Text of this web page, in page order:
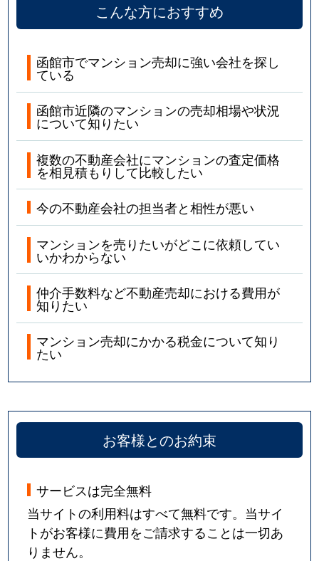
こんな方におすすめ
函館市でマンション売却に強い会社を探し
ている
函館市近隣のマンションの売却相場や状況
について知りたい
複数の不動産会社にマンションの査定価格
を相見積もりして比較したい
今の不動産会社の担当者と相性が悪い
マンションを売りたいがどこに依頼してい
いかわからない
仲介手数料など不動産売却における費用が
知りたい
マンション売却にかかる税金について知り
たい
お客様とのお約束
サービスは完全無料
当サイトの利用料はすべて無料です。当サイ
トがお客様に費用をご請求することは一切あ
りません。